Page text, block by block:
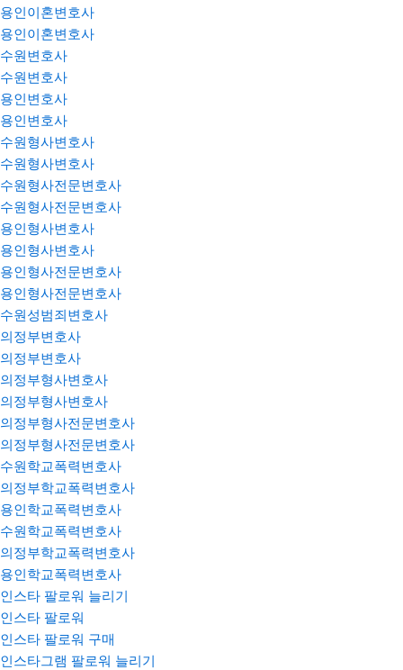
용인이혼변호사
용인이혼변호사
수원변호사
수원변호사
용인변호사
용인변호사
수원형사변호사
수원형사변호사
수원형사전문변호사
수원형사전문변호사
용인형사변호사
용인형사변호사
용인형사전문변호사
용인형사전문변호사
수원성범죄변호사
의정부변호사
의정부변호사
의정부형사변호사
의정부형사변호사
의정부형사전문변호사
의정부형사전문변호사
수원학교폭력변호사
의정부학교폭력변호사
용인학교폭력변호사
수원학교폭력변호사
의정부학교폭력변호사
용인학교폭력변호사
인스타 팔로워 늘리기
인스타 팔로워
인스타 팔로워 구매
인스타그램 팔로워 늘리기